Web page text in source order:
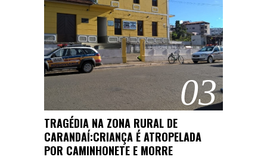
03
TRAGÉDIA NA ZONA RURAL DE
CARANDAÍ:CRIANÇA É ATROPELADA
POR CAMINHONETE E MORRE